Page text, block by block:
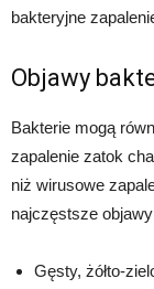
bakteryjne
Objawy
Bakterie mogą
zapalenie zatok
niż wirusowe
najczęstsze
Gęsty, żółto-